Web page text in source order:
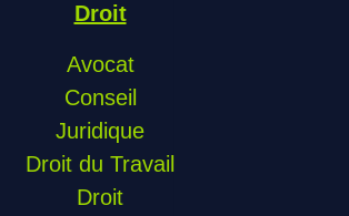
Droit
Avocat
Conseil
Juridique
Droit du Travail
Droit